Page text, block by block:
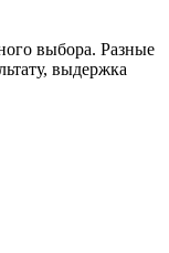
выбора. Разные
выдержка